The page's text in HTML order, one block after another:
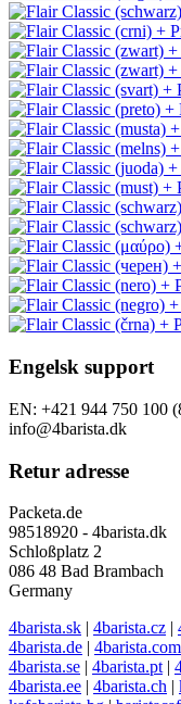
Engelsk support
EN: +421 944 750 100
info@4barista.dk
Retur adresse
Packeta.de
98518920 - 4barista.dk
Schloßplatz 2
086 48 Bad Brambach
Germany
4barista.sk | 4barista.cz |
4barista.de | 4barista.com
4barista.se | 4barista.pt |
4barista.ee | 4barista.ch |